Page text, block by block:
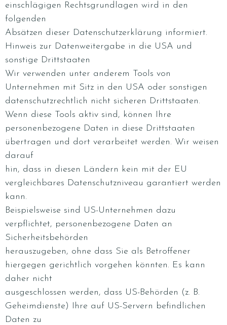
einschlägigen Rechtsgrundlagen wird in den
folgenden
Absätzen dieser Datenschutzerklärung informiert.
Hinweis zur Datenweitergabe in die USA und
sonstige Drittstaaten
Wir verwenden unter anderem Tools von
Unternehmen mit Sitz in den USA oder sonstigen
datenschutzrechtlich nicht sicheren Drittstaaten.
Wenn diese Tools aktiv sind, können Ihre
personenbezogene Daten in diese Drittstaaten
übertragen und dort verarbeitet werden. Wir weisen
darauf
hin, dass in diesen Ländern kein mit der EU
vergleichbares Datenschutzniveau garantiert werden
kann.
Beispielsweise sind US-Unternehmen dazu
verpflichtet, personenbezogene Daten an
Sicherheitsbehörden
herauszugeben, ohne dass Sie als Betroffener
hiergegen gerichtlich vorgehen könnten. Es kann
daher nicht
ausgeschlossen werden, dass US-Behörden (z. B.
Geheimdienste) Ihre auf US-Servern befindlichen
Daten zu